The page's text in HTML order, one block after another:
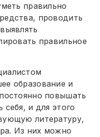
правильно
проводить
правильное
образование и
повышать
себя, и для этого
литературу,
Из них можно